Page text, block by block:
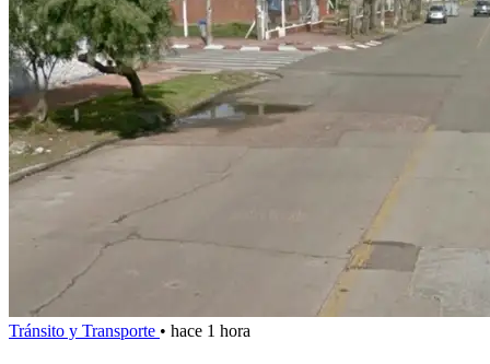
Tránsito y Transporte • hace 1 hora